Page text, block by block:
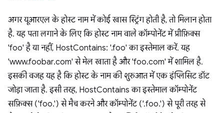
अगर यूआरएल के होस्ट नाम में कोई खास स्ट्रिंग होती है, तो मिलान होता
है. यह पता लगाने के लिए कि होस्ट नाम वाले कॉम्पोनेंट में प्रीफ़िक्स
'foo' है या नहीं, HostContains: '.foo' का इस्तेमाल करें. यह
'www.foobar.com' से मेल खाता है और 'foo.com' में शामिल है.
इसकी वजह यह है कि होस्ट के नाम की शुरुआत में एक इंप्लिसिट डॉट
जोड़ा जाता है. इसी तरह, HostContains का इस्तेमाल कॉम्पोनेंट
सफ़िक्स ('foo.') से मैच करने और कॉम्पोनेंट ('.foo.') से पूरी तरह से